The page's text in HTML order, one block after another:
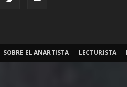
SOBRE EL ANARTISTA LECTURISTA